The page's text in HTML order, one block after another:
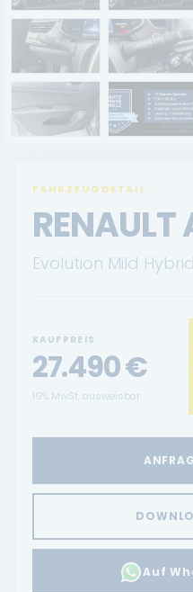
UNTERNEHMEN
Standort
Standort
Tankstelle
Karriere
KONTAKT
FAHRZEUGDETAIL
Evolution Mild
KAUFPREIS
27.490€
19% MwSt. ausweisbar
Auf